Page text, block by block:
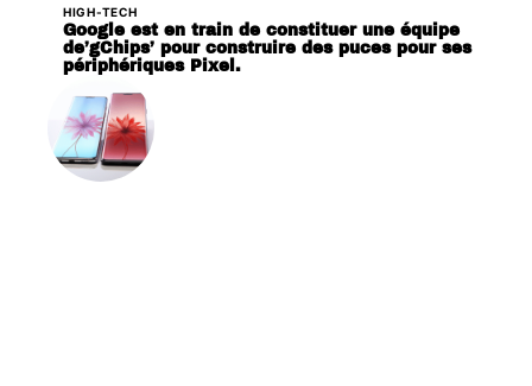
HIGH-TECH
Google est en train de constituer une équipe
de’gChips’ pour construire des puces pour ses
périphériques Pixel.